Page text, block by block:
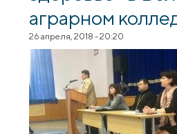
аграрном
26 апреля, 2018 - 20:20